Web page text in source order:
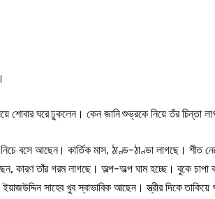
শোবার ঘরে ঢুকলেন। কেন জানি শুভ্রকে নিয়ে তঁর চিন্তা
নিচে বসে আছেন। কার্তিক মাস, ঠাণ্ড-ঠাণ্ডা লাগছে। শীত
কারণ তাঁর গরম লাগছে। অল্প-অল্প ঘাম হচ্ছে। বুকে চাপা
সাহেব খুব স্বাভাবিক আছেন। স্ত্রীর দিকে তাকিয়ে